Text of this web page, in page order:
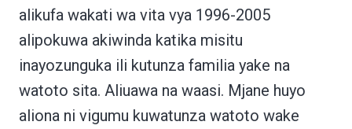
alikufa wakati wa vita vya 1996-2005
alipokuwa akiwinda katika misitu
inayozunguka ili kutunza familia yake na
watoto sita. Aliuawa na waasi. Mjane huyo
aliona ni vigumu kuwatunza watoto wake